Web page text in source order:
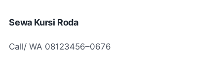
Sewa Kursi Roda
Call/ WA 08123456–0676